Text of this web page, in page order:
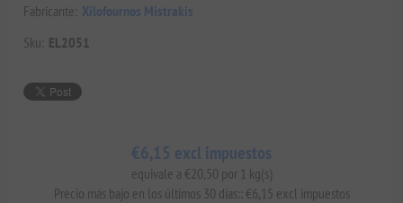
Fabricante: Xilofournos Mistrakis
Sku: EL2051
€6,15 excl impuestos
equivale a €20,50 por 1 kg(s)
Precio más bajo en los últimos 30 días:: €6,15 excl impuestos